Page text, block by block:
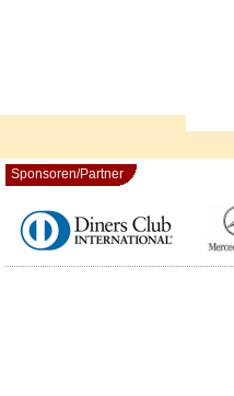
Sponsoren/Partner